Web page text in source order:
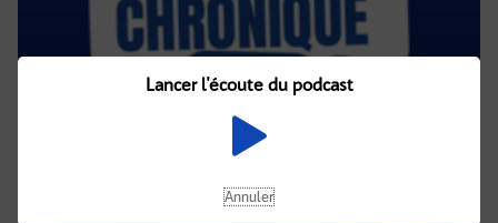
Lancer l'écoute du podcast
Annuler